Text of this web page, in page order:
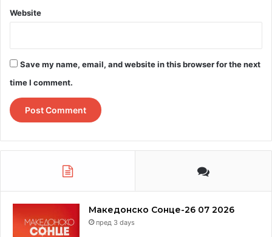
Website
Save my name, email, and website in this browser for the next
time I comment.
Македонско Сонце-26 07 2026
пред 3 days